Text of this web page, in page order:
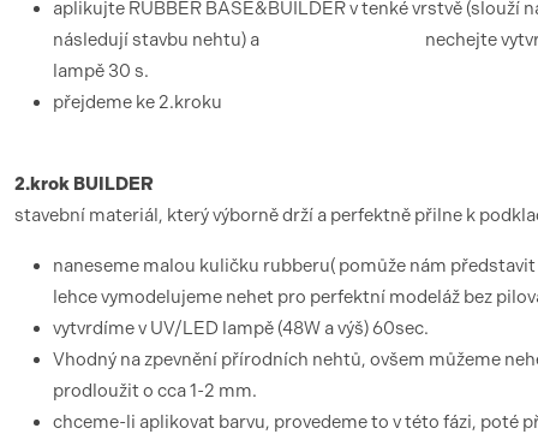
aplikujte RUBBER BASE&BUILDER v tenké vrstvě (slouží
následují stavbu nehtu) a nechejte vytvrdit
lampě 30 s.
přejdeme ke 2.kroku
2.krok BUILDER
stavební materiál, který výborně drží a perfektně přilne k
naneseme malou kuličku rubberu( pomůže nám představit
lehce vymodelujeme nehet pro perfektní modeláž bez
vytvrdíme v UV/LED lampě (48W a výš) 60sec.
Vhodný na zpevnění přírodních nehtů, ovšem můžeme
prodloužit o cca 1-2 mm.
chceme-li aplikovat barvu, provedeme to v této fázi, poté